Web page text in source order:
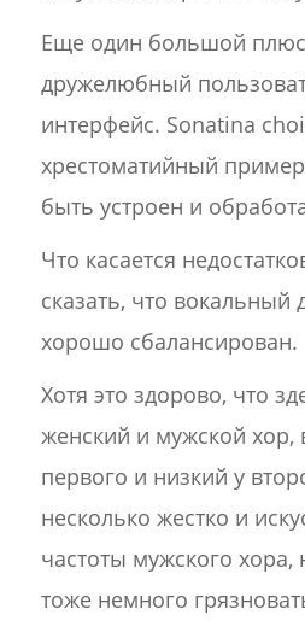
Еще один большой
дружелюбный
интерфейс. Sonatina
хрестоматийный
быть устроен и
Что касается
сказать, что вокальный
хорошо сбалансирован.
Хотя это здорово, что
женский и мужской хор,
первого и низкий у
несколько жестко и
частоты мужского хора,
тоже немного